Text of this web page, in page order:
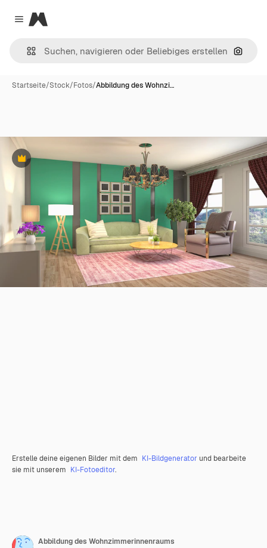
Close menu
Magnific
Nach
Startseite/Stock/Fotos/Abbildung des Wohnzi…
Premium
Erstelle deine eigenen Bilder mit dem KI-Bildgenerator und bearbeite
sie mit unserem KI-Fotoeditor.
Abbildung des Wohnzimmerinnenraums